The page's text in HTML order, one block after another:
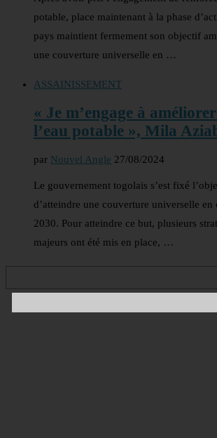
potable, place maintenant à la phase
pays maintient fermement son objectif
une couverture universelle en …
ASSAINISSEMENT
« Je m’engage à améliorer
l’eau potable », Mila
par Nouvel Angle 27/08/2024
Le gouvernement togolais s’est fixé
d’atteindre une couverture universelle en
2030. Pour atteindre ce but, plusieurs
majeurs ont été mis en place, …